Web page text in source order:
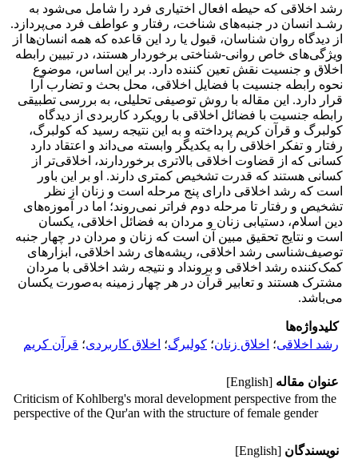
رشد اخلاقى که حیطه افعال اختیاری فرد را شامل می‌شود به
رشـد انسان در جنبه‌های شناخت، رفتار و عواطف فرد می‌پردازد.
از دیدگاه روان شناسان، قبول یا رد این قاعده که همه انسان‌ها از
ویژگی‌های خاص روانی-شناختی برخوردار هستند، در تبیین رابطه
اخلاق و جنسیت نقش تعین کننده دارد. بر این اساس، موضوع
نحوه رابطه جنسیت با فضایل اخلاقی، محل بحث و تضارب آرا
قرار دارد. این مقاله با روش توصیفی تحلیلی، به بررسی تطبیقی
رابطه جنسیت با فضائل اخلاقی با رویکرد کاربردی از دیدگاه
کولبرگ و قرآن کریم پرداخته و به این نتیجه رسید که کولبرگ،
رفتار و تفکر اخلاقی را به یکدیگر وابسته می‌داند و اعتقاد دارد
کسانی که از قضاوت اخلاقی بالاتری برخوردارند، اخلاقی‌تر از
کسانی هستند که قدرت تشخیص کمتری دارند. او بر این باور
است که رشد اخلاقی دارای پنج مرحله است و زنان از نظر
تشخیص و رفتار تا مرحله دوم فراتر نمی‌روند؛ اما در آموزه‌های
دین اسلام، دستیابی زنان و مردان به فضائل اخلاقی، یکسان
است و نتایج تحقیق مبین آن است که زنان و مردان در چهار جنبه
توصیف‌شناسی رشد اخلاقی، ریشه‌های رشد اخلاقی، ابزارهای
کمک‌کننده رشد اخلاقی و برونداد و نتیجه رشد اخلاقی با مردان
مشترک هستند و تعابیر قرآن در هر چهار زمینه به‌صورت یکسان
می‌باشد.
کلیدواژه‌ها
رشد اخلاقی؛ اخلاق زنان؛ کولبرگ؛ اخلاق کاربردی؛ قرآن کریم
عنوان مقاله [English]
Criticism of Kohlberg's moral development perspective from the
perspective of the Qur'an with the structure of female gender
نویسندگان [English]